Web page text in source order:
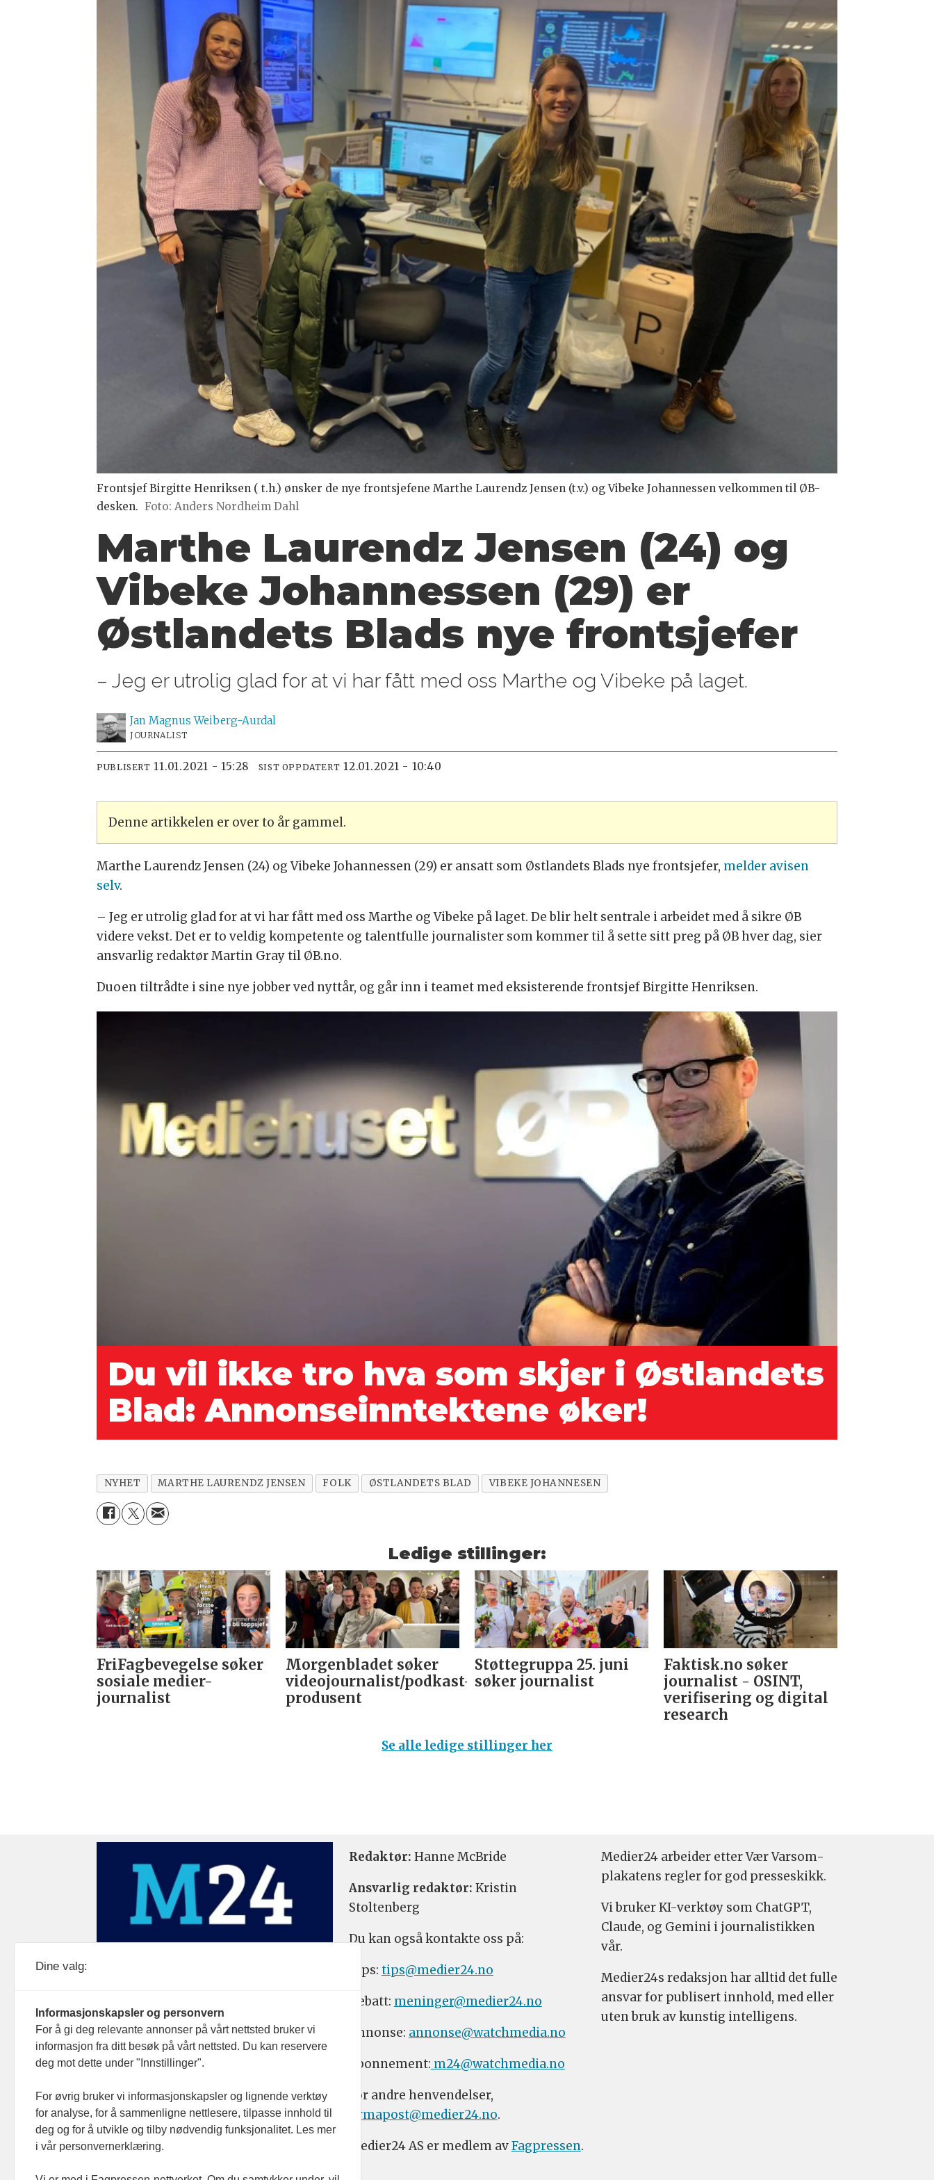
Frontsjef Birgitte Henriksen ( t.h.) ønsker de nye frontsjefene Marthe Laurendz Jensen (t.v.) og Vibeke Johannessen velkommen til ØB-
desken. Foto: Anders Nordheim Dahl
Marthe Laurendz Jensen (24) og
Vibeke Johannessen (29) er
Østlandets Blads nye frontsjefer
– Jeg er utrolig glad for at vi har fått med oss Marthe og Vibeke på laget.
Jan Magnus Weiberg-Aurdal
JOURNALIST
PUBLISERT 11.01.2021 - 15:28 SIST OPPDATERT 12.01.2021 - 10:40
Denne artikkelen er over to år gammel.
Marthe Laurendz Jensen (24) og Vibeke Johannessen (29) er ansatt som Østlandets Blads nye frontsjefer, melder avisen
selv.
– Jeg er utrolig glad for at vi har fått med oss Marthe og Vibeke på laget. De blir helt sentrale i arbeidet med å sikre ØB
videre vekst. Det er to veldig kompetente og talentfulle journalister som kommer til å sette sitt preg på ØB hver dag, sier
ansvarlig redaktør Martin Gray til ØB.no.
Duoen tiltrådte i sine nye jobber ved nyttår, og går inn i teamet med eksisterende frontsjef Birgitte Henriksen.
Du vil ikke tro hva som skjer i Østlandets
Blad: Annonse­inntektene øker!
NYHET MARTHE LAURENDZ JENSEN FOLK ØSTLANDETS BLAD VIBEKE JOHANNESEN
Ledige stillinger:
FriFagbevegelse søker
sosiale medier-
journalist
Morgenbladet søker
videojournalist/podkast-
produsent
Støttegruppa 25. juni
søker journalist
Faktisk.no søker
journalist - OSINT,
verifisering og digital
research­
Se alle ledige stillinger her
Redaktør: Hanne McBride
Ansvarlig redaktør: Kristin
Stoltenberg
Du kan også kontakte oss på:
Tips: tips@medier24.no
Debatt: meninger@medier24.no
Annonse: annonse@watchmedia.no
Abonnement: m24@watchmedia.no
For andre henvendelser,
firmapost@medier24.no.
Medier24 AS er medlem avFagpressen.
Medier24 arbeider etter Vær Varsom-
plakatens regler for god presseskikk.
Vi bruker KI-verktøy som ChatGPT,
Claude, og Gemini i journalistikken
vår.
Medier24s redaksjon har alltid det fulle
ansvar for publisert innhold, med eller
uten bruk av kunstig intelligens.
Dine valg:
Informasjonskapsler og personvern
For å gi deg relevante annonser på vårt nettsted bruker vi
informasjon fra ditt besøk på vårt nettsted. Du kan reservere
deg mot dette under "Innstillinger".
For øvrig bruker vi informasjonskapsler og lignende verktøy
for analyse, for å sammenligne nettlesere, tilpasse innhold til
deg og for å utvikle og tilby nødvendig funksjonalitet. Les mer
i vår personvernerklæring.